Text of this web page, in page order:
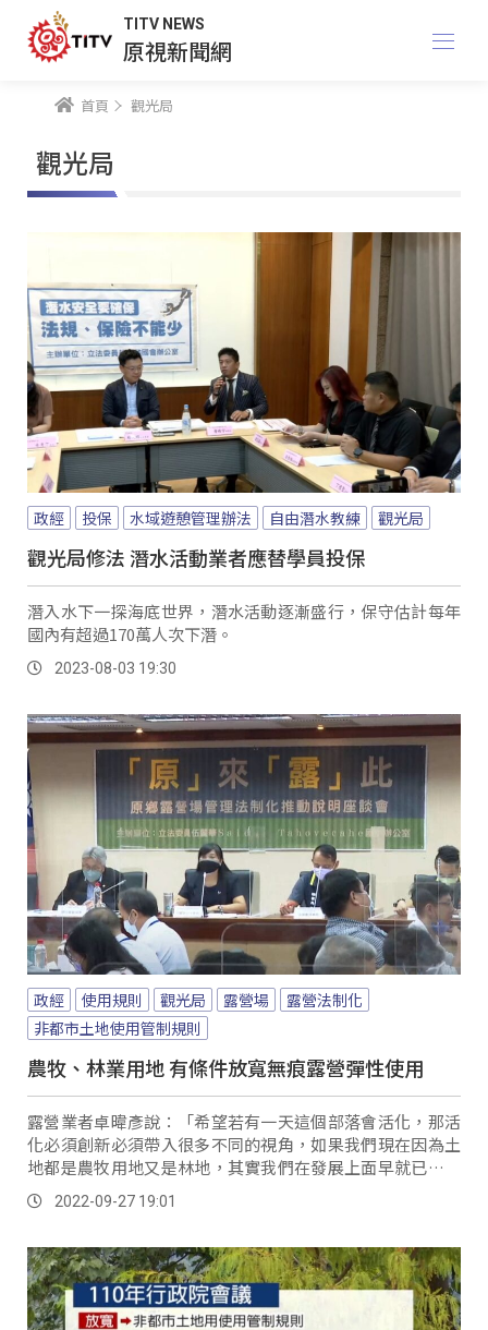
TITV NEWS
原視新聞網
首頁 觀光局
觀光局
政經 投保 水域遊憩管理辦法 自由潛水教練 觀光局
觀光局修法 潛水活動業者應替學員投保
潛入水下一探海底世界，潛水活動逐漸盛行，保守估計每年
國內有超過170萬人次下潛。
2023-08-03 19:30
政經 使用規則 觀光局 露營場
露營法制化
非都市土地使用管制規則
農牧、林業用地 有條件放寬無痕露營彈性使用
露營業者卓暐彥說：「希望若有一天這個部落會活化，那活
化必須創新必須帶入很多不同的視角，如果我們現在因為土
地都是農牧用地又是林地，其實我們在發展上面早就已經受
限制。2022-09-27 19:01